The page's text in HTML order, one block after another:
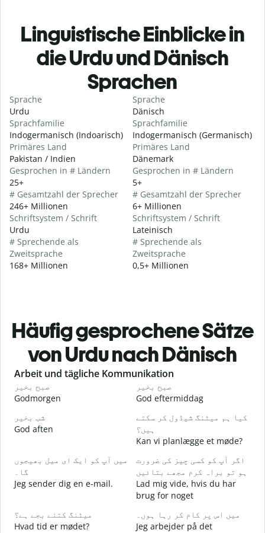
Linguistische Einblicke in
die Urdu und Dänisch
Sprachen
Sprache
Urdu
Sprachfamilie
Indogermanisch (Indoarisch)
Primäres Land
Pakistan / Indien
Gesprochen in # Ländern
25+
# Gesamtzahl der Sprecher
246+ Millionen
Schriftsystem / Schrift
Urdu
# Sprechende als
Zweitsprache
168+ Millionen
Sprache
Dänisch
Sprachfamilie
Indogermanisch (Germanisch)
Primäres Land
Dänemark
Gesprochen in # Ländern
5+
# Gesamtzahl der Sprecher
6+ Millionen
Schriftsystem / Schrift
Lateinisch
# Sprechende als
Zweitsprache
0,5+ Millionen
Häufig gesprochene Sätze
von Urdu nach Dänisch
Slide 1 of 6
Arbeit und tägliche Kommunikation
صبح بخیر
Godmorgen
صبح بخیر
God eftermiddag
شب بخیر
God aften
کیا ہم میٹنگ شیڈول کر سکتے
ہیں؟
Kan vi planlægge et møde?
میں آپ کو ایک ای میل بھیجوں
گا۔
Jeg sender dig en e-mail.
اگر آپ کو کسی چیز کی ضرورت
ہو تو براہ کرم مجھے بتائیں
Lad mig vide, hvis du har
brug for noget
میٹنگ کتنے بجے ہے؟
Hvad tid er mødet?
میں اس پر کام کر رہا ہوں۔
Jeg arbejder på det